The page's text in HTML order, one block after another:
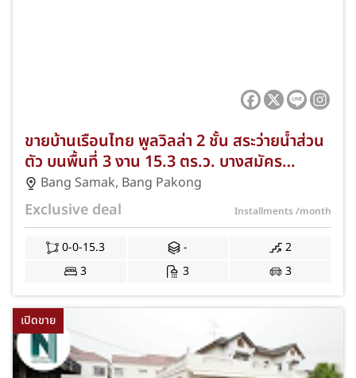
ขายบ้านเรือนไทย พูลวิลล่า 2 ชั้น สระว่ายน้ำส่วน
ตัว บนพื้นที่ 3 งาน 15.3 ตร.ว. บางสมัคร
บางปะกง ฉะเชิงเทรา 6 ห้องนอน พร้อม
เฟอร์นิเจอร์ครบเข้าอยู่ได้ทันที NKA-84/0001
Bang Samak, Bang Pakong
Exclusive deal Installments/month
0-0-15.3 -
2
3
3 3
เปิดขาย